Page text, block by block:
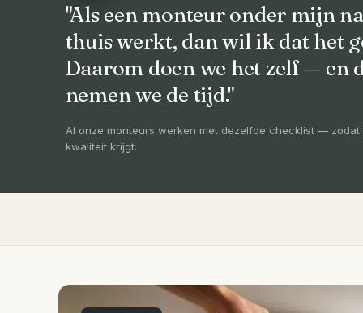
"Als een monteur onder mijn
thuis werkt, dan wil ik dat het
Daarom doen we het zelf — en
nemen we de tijd."
Al onze monteurs werken met dezelfde checklist —
kwaliteit krijgt.
VOORHEEN → NA
Uw badkamer,
vernieuwd in